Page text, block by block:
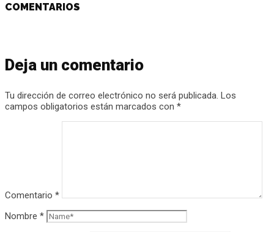
COMENTARIOS
Deja un comentario
Tu dirección de correo electrónico no será publicada. Los
campos obligatorios están marcados con *
Comentario *
Nombre *